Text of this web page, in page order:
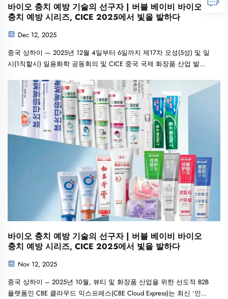
바이오 충치 예방 기술의 선구자 | 버블 베이비 바이오
충치 예방 시리즈, CICE 2025에서 빛을 발하다
Dec 12, 2025
중국 상하이 — 2025년 12월 4일부터 6일까지 제17차 오성(5성) 및 일
시(1직할시) 일용화학 공동회의 및 CICE 중국 국제 화장품 산업 발전
바이오 충치 예방 기술의 선구자 | 버블 베이비 바이오
충치 예방 시리즈, CICE 2025에서 빛을 발하다
Nov 12, 2025
중국 상하이 – 2025년 10월, 뷰티 및 화장품 산업을 위한 선도적 B2B
플랫폼인 CBE 클라우드 익스프레스(CBE Cloud Express)는 최신 ‘인기